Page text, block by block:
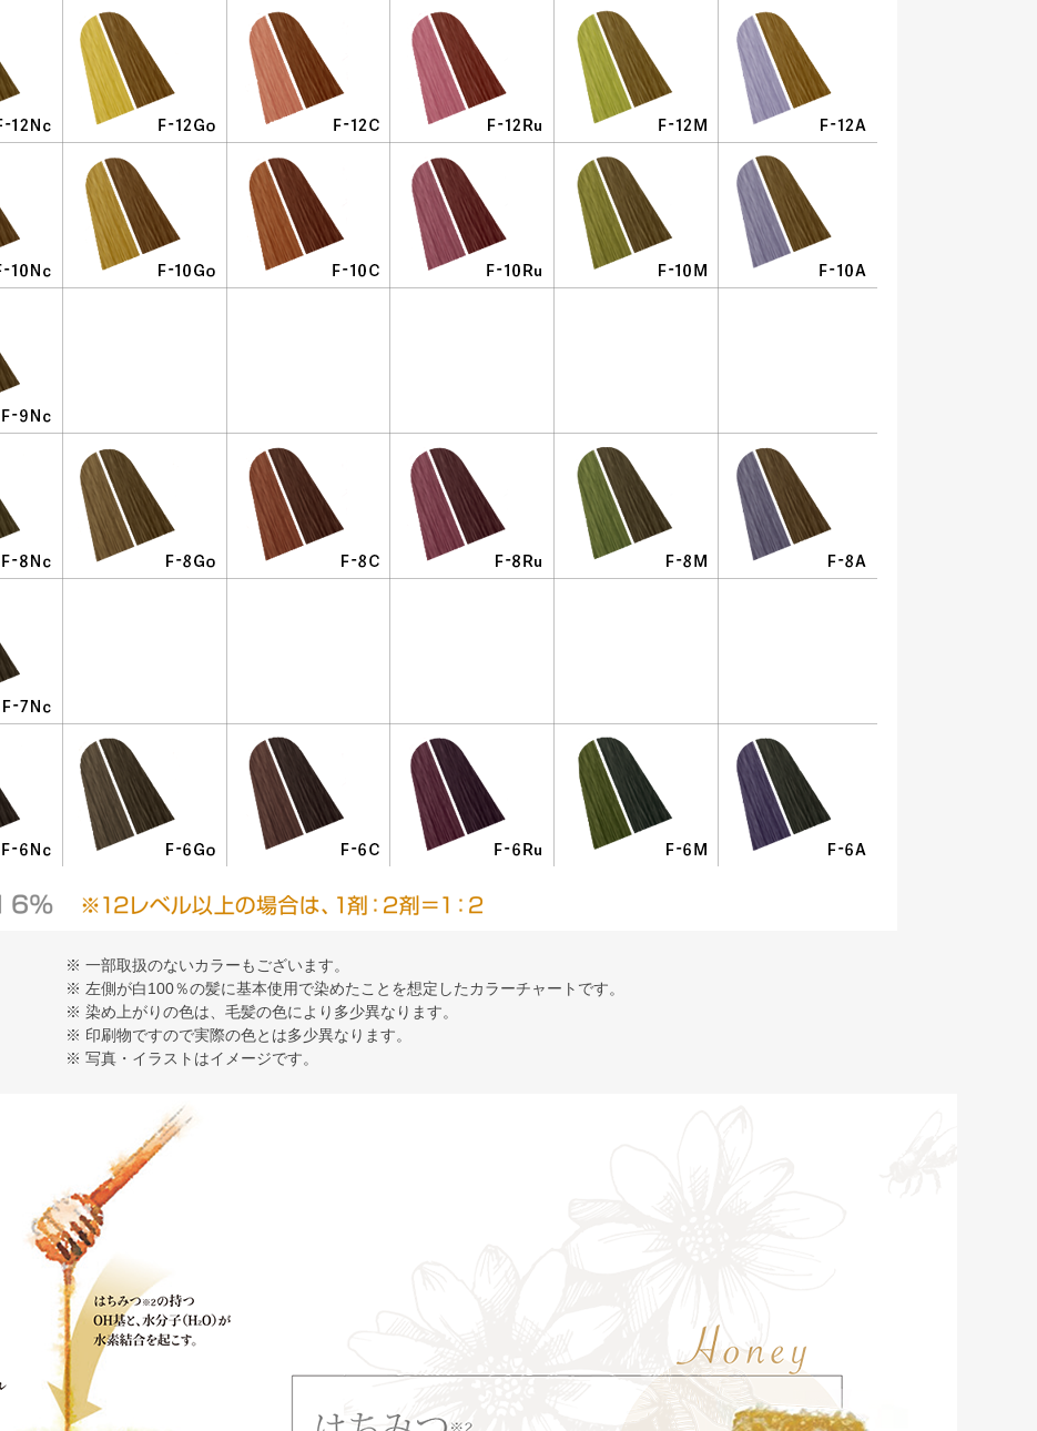
※ 一部取扱のないカラーもございます。
※ 左側が白100％の髪に基本使用で染めたことを想定したカラーチャートです。
※ 染め上がりの色は、毛髪の色により多少異なります。
※ 印刷物ですので実際の色とは多少異なります。
※ 写真・イラストはイメージです。